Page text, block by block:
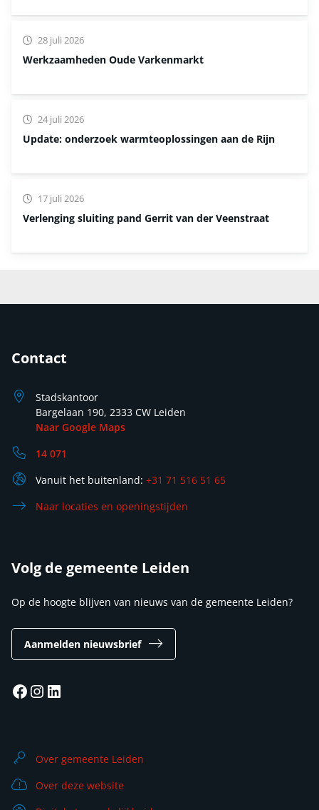
Werkzaamheden Oude Varkenmarkt
28 juli 2026
Update: onderzoek warmteoplossingen aan de Rijn
24 juli 2026
Verlenging sluiting pand Gerrit van der Veenstraat
17 juli 2026
Contact
Stadskantoor
Bargelaan 190, 2333 CW Leiden
Naar Google Maps
14 071
Vanuit het buitenland: +31 71 516 51 65
Naar locaties en openingstijden
Volg de gemeente Leiden
Op de hoogte blijven van nieuws van de gemeente Leiden?
Aanmelden nieuwsbrief
Facebook
Instagram
LinkedIn
Over gemeente Leiden
Over deze website